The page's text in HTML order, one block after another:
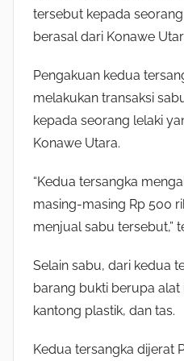
tersebut kepada
berasal dari Konawe
Pengakuan kedua
melakukan transaksi
kepada seorang lelaki
Konawe Utara.
“Kedua tersangka
masing-masing Rp 500
menjual sabu tersebut,”
Selain sabu, dari kedua
barang bukti berupa alat
kantong plastik, dan tas.
Kedua tersangka dijerat